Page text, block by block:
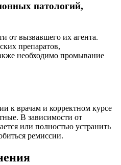
патологий,
от вызвавшего их агента.
препаратов,
необходимо промывание
к врачам и корректном курсе
В зависимости от
или полностью устранить
ремиссии.